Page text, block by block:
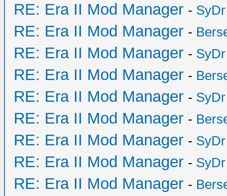
RE: Era II Mod Manager - SyDr
RE: Era II Mod Manager -
RE: Era II Mod Manager - SyDr
RE: Era II Mod Manager -
RE: Era II Mod Manager - SyDr
RE: Era II Mod Manager -
RE: Era II Mod Manager - SyDr
RE: Era II Mod Manager - SyDr
RE: Era II Mod Manager -